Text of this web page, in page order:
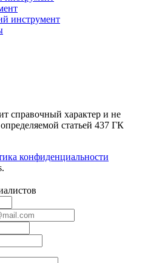
инструмент
справочный характер и не
статьей 437 ГК
конфиденциальности